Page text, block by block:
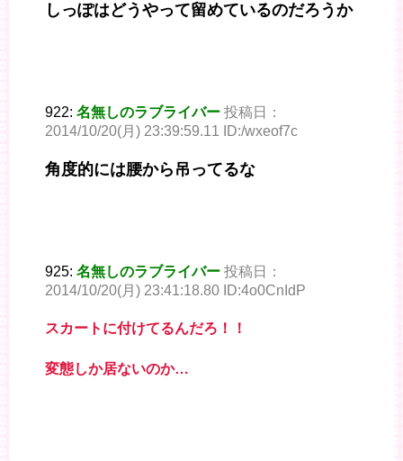
しっぽはどうやって留めているのだろうか
922: 名無しのラブライバー 投稿日：
2014/10/20(月) 23:39:59.11 ID:/wxeof7c
角度的には腰から吊ってるな
925: 名無しのラブライバー 投稿日：
2014/10/20(月) 23:41:18.80 ID:4o0CnIdP
スカートに付けてるんだろ！！
変態しか居ないのか…